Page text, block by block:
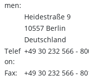
men:
Heidestraße 9
10557 Berlin
Deutschland
Telef
on:
+49 30 232 566 -
Fax:
+49 30 232 566 -